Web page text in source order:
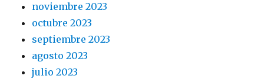
noviembre 2023
octubre 2023
septiembre 2023
agosto 2023
julio 2023